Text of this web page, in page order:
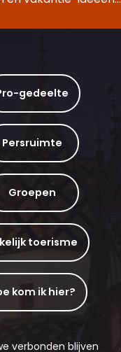
gedeelte
Persruimte
Groepen
toerisme
kom ik hier?
verbonden blijven